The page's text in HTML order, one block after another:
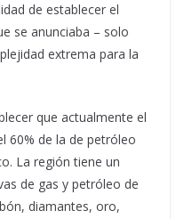
de establecer el
se anunciaba – solo
extrema para la
que actualmente el
60% de la de petróleo
La región tiene un
de gas y petróleo de
diamantes, oro,